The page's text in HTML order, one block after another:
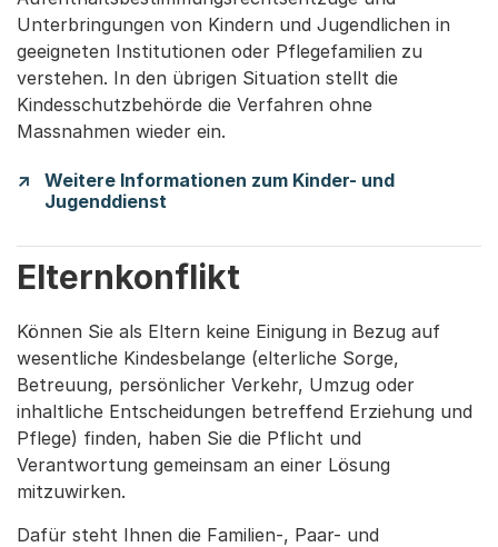
Unterbringungen von Kindern und Jugendlichen in
geeigneten Institutionen oder Pflegefamilien zu
verstehen. In den übrigen Situation stellt die
Kindesschutzbehörde die Verfahren ohne
Massnahmen wieder ein.
Weitere Informationen zum Kinder- und
Jugenddienst
Elternkonflikt
Können Sie als Eltern keine Einigung in Bezug auf
wesentliche Kindesbelange (elterliche Sorge,
Betreuung, persönlicher Verkehr, Umzug oder
inhaltliche Entscheidungen betreffend Erziehung und
Pflege) finden, haben Sie die Pflicht und
Verantwortung gemeinsam an einer Lösung
mitzuwirken.
Dafür steht Ihnen die Familien-, Paar- und